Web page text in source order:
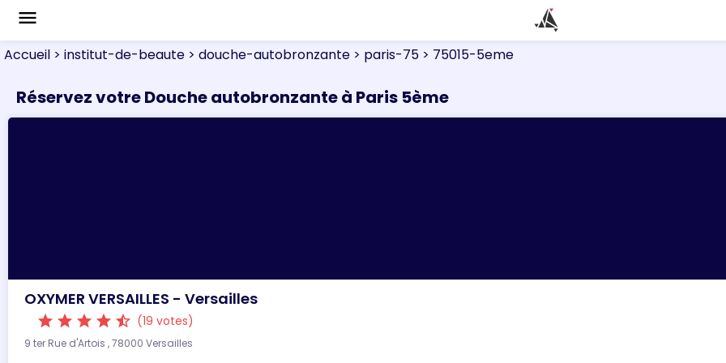
menu
Accueil > institut-de-beaute > douche-autobronzante > paris-75 > 75015-5eme
Réservez votre Douche autobronzante à Paris 5ème
OXYMER VERSAILLES - Versailles
star star star star star_half (19 votes)
9 ter Rue d'Artois , 78000 Versailles